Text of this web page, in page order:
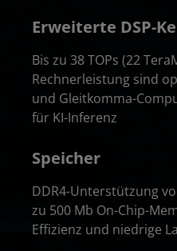
Erweiterte DSP-
Bis zu 38 TOPs (22
Rechnerleistung sind
und Gleitkomma-
für KI-Inferenz
Speicher
DDR4-Unterstützung
zu 500 Mb On-Chip-
Effizienz und niedrige